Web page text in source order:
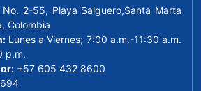
2-55, Playa Salguero,Santa Marta
Colombia
Lunes a Viernes; 7:00 a.m.-11:30 a.m.
p.m.
+57 605 432 8600